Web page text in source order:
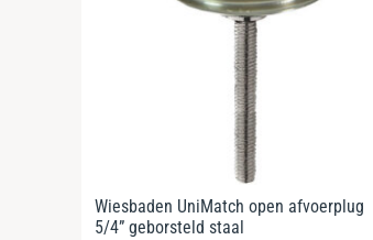
Wiesbaden UniMatch open afvoerplug
5/4” geborsteld staal